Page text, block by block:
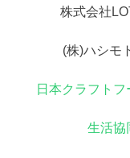
株式会社
(株)ハシモ
日本クラフトフ
生活協